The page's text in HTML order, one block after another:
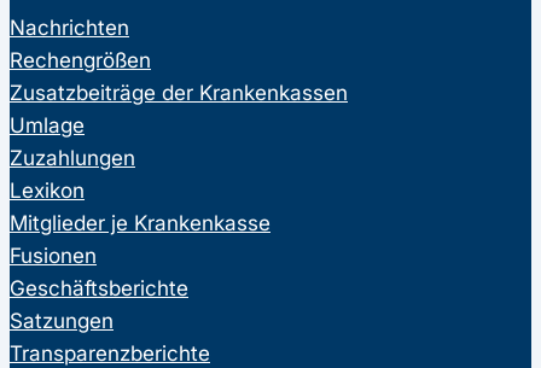
Nachrichten
Rechengrößen
Zusatzbeiträge der Krankenkassen
Umlage
Zuzahlungen
Lexikon
Mitglieder je Krankenkasse
Fusionen
Geschäftsberichte
Satzungen
Transparenzberichte